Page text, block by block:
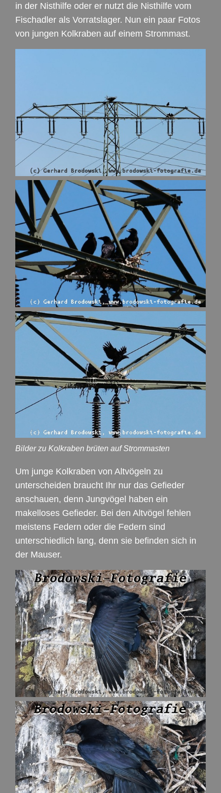
in der Nisthilfe oder er nutzt die Nisthilfe vom
Fischadler als Vorratslager. Nun ein paar Fotos
von jungen Kolkraben auf einem Strommast.
Bilder zu Kolkraben brüten auf Strommasten
Um junge Kolkraben von Altvögeln zu
unterscheiden braucht Ihr nur das Gefieder
anschauen, denn Jungvögel haben ein
makelloses Gefieder. Bei den Altvögel fehlen
meistens Federn oder die Federn sind
unterschiedlich lang, denn sie befinden sich in
der Mauser.